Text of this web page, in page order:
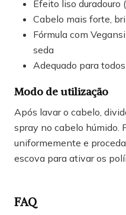
Efeito liso duradouro
Cabelo mais forte,
Fórmula com
seda
Adequado para
Modo de utilização
Após lavar o cabelo,
spray no cabelo húmido.
uniformemente e
escova para ativar os
FAQ